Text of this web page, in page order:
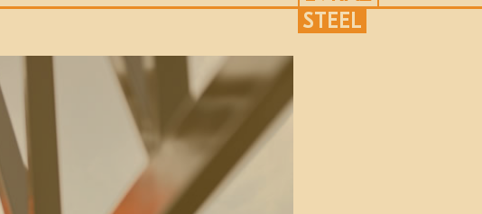
STEEL